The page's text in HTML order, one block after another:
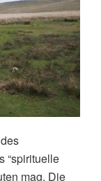
“spirituelle
mag. Die